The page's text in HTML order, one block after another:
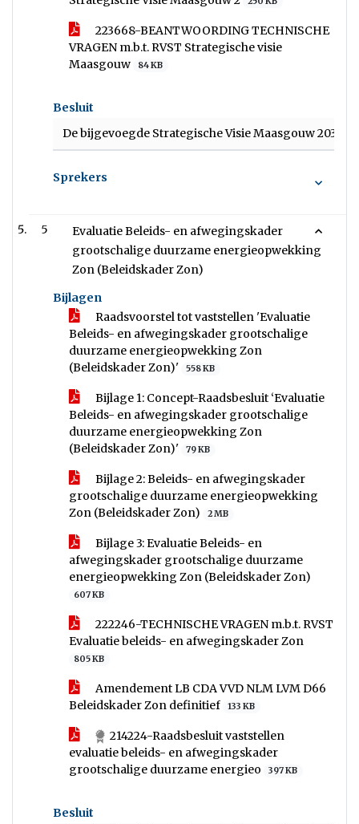
223668-BEANTWOORDING TECHNISCHE
VRAGEN m.b.t. RVST Strategische visie
Maasgouw
84 KB
Besluit
De bijgevoegde Strategische Visie Maasgouw 2035
Sprekers
5
Evaluatie Beleids- en afwegingskader
grootschalige duurzame energieopwekking
Zon (Beleidskader Zon)
Bijlagen
Raadsvoorstel tot vaststellen 'Evaluatie
Beleids- en afwegingskader grootschalige
duurzame energieopwekking Zon
(Beleidskader Zon)'
558 KB
Bijlage 1: Concept-Raadsbesluit ‘Evaluatie
Beleids- en afwegingskader grootschalige
duurzame energieopwekking Zon
(Beleidskader Zon)'
79 KB
Bijlage 2: Beleids- en afwegingskader
grootschalige duurzame energieopwekking
Zon (Beleidskader Zon)
2 MB
Bijlage 3: Evaluatie Beleids- en
afwegingskader grootschalige duurzame
energieopwekking Zon (Beleidskader Zon)
607 KB
222246-TECHNISCHE VRAGEN m.b.t. RVST
Evaluatie beleids- en afwegingskader Zon
805 KB
Amendement LB CDA VVD NLM LVM D66
Beleidskader Zon definitief
133 KB
214224-Raadsbesluit vaststellen
evaluatie beleids- en afwegingskader
grootschalige duurzame energieo
397 KB
Besluit